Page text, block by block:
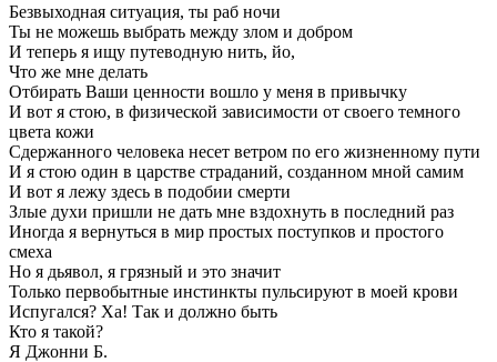
Безвыходная ситуация, ты раб ночи
Ты не можешь выбрать между злом и добром
И теперь я ищу путеводную нить, йо,
Что же мне делать
Отбирать Ваши ценности вошло у меня в привычку
И вот я стою, в физической зависимости от своего темного
цвета кожи
Сдержанного человека несет ветром по его жизненному пути
И я стою один в царстве страданий, созданном мной самим
И вот я лежу здесь в подобии смерти
Злые духи пришли не дать мне вздохнуть в последний раз
Иногда я вернуться в мир простых поступков и простого
смеха
Но я дьявол, я грязный и это значит
Только первобытные инстинкты пульсируют в моей крови
Испугался? Ха! Так и должно быть
Кто я такой?
Я Джонни Б.